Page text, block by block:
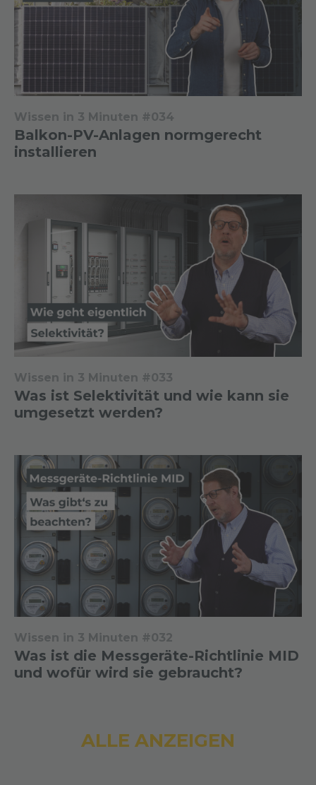
Wissen in 3 Minuten #034
Balkon-PV-Anlagen normgerecht
installieren
Wissen in 3 Minuten #033
Was ist Selektivität und wie kann sie
umgesetzt werden?
Wissen in 3 Minuten #032
Was ist die Messgeräte-Richtlinie MID
und wofür wird sie gebraucht?
ALLE ANZEIGEN